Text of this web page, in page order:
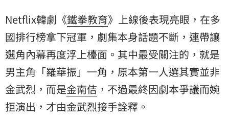
Netflix韓劇《鐵拳教育》上線後表現亮眼，在多
國排行榜拿下冠軍，劇集本身話題不斷，連帶讓
選角內幕再度浮上檯面。其中最受關注的，就是
男主角「羅華振」一角，原本第一人選其實並非
金武烈 ，而是金南佶 ，不過最終因劇本爭議而婉
拒演出，才由金武烈接手詮釋。